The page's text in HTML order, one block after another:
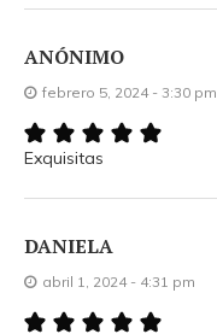
ANÓNIMO
febrero 5, 2024 - 3:30 pm
Exquisitas
DANIELA
abril 1, 2024 - 4:31 pm